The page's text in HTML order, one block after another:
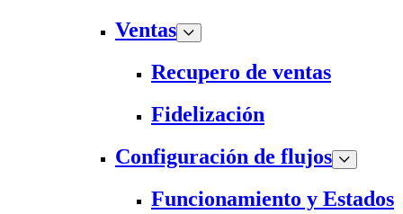
Ventas
Recupero de ventas
Fidelización
Configuración de flujos
Funcionamiento y Estados